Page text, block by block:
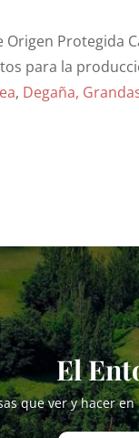
Protegida
para la
, Degaña,
El
que ver y hacer en